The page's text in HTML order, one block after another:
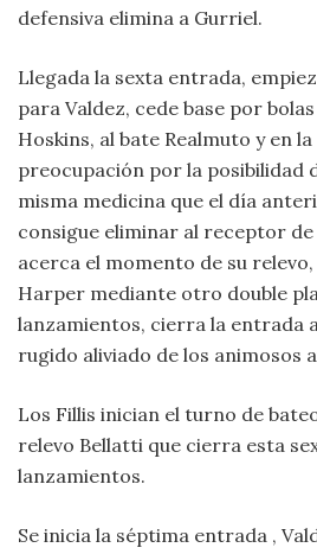
defensiva elimina a Gurriel.
Llegada la sexta entrada,
para Valdez, cede base por
Hoskins, al bate Realmuto y en
preocupación por la posibilidad
misma medicina que el día
consigue eliminar al receptor de
acerca el momento de su
Harper mediante otro double
lanzamientos, cierra la entrada
rugido aliviado de los animosos
Los Fillis inician el turno de
relevo Bellatti que cierra esta
lanzamientos.
Se inicia la séptima entrada ,